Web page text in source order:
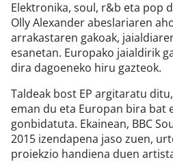
Elektronika, soul, r&b eta pop
Olly Alexander abeslariaren
arrakastaren gakoak,
esanetan. Europako jaialdirik
dira dagoeneko hiru gazteok.
Taldeak bost EP argitaratu
eman du eta Europan bira bat
gonbidatuta. Ekainean, BBC
2015 izendapena jaso zuen,
proiekzio handiena duen